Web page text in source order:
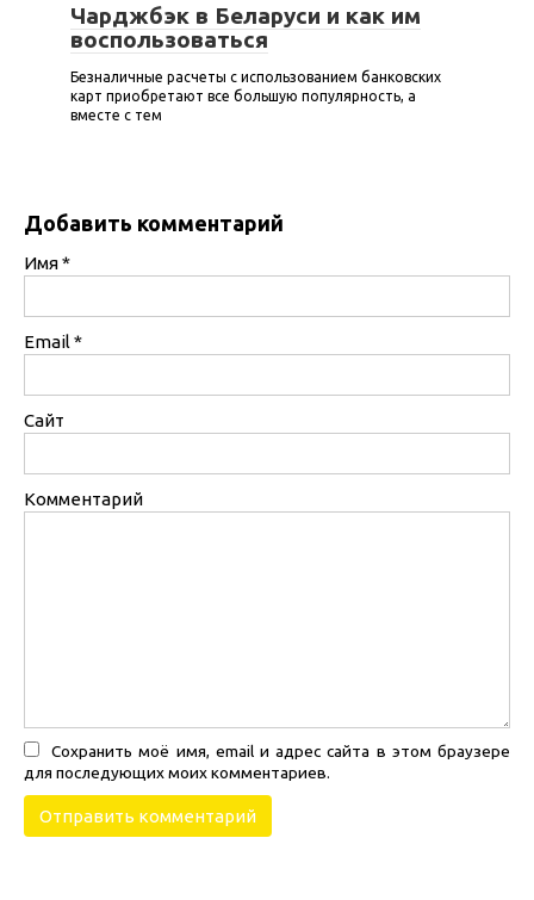
Чарджбэк в Беларуси и как им
воспользоваться
Безналичные расчеты с использованием банковских
карт приобретают все большую популярность, а
вместе с тем
Добавить комментарий
Имя*
Email *
Сайт
Комментарий
Сохранить моё имя, email и адрес сайта в этом браузере
для последующих моих комментариев.